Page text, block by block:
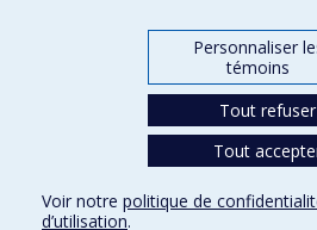
Conditions d’utilisation
Personnaliser
témoins
Tout refuser
Tout
Voir notre politique de
d’utilisation.